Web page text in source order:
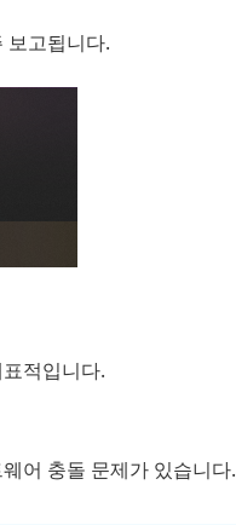
보고됩니다.
적입니다.
어 충돌 문제가 있습니다.